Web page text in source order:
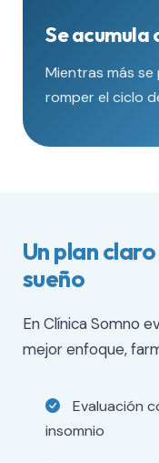
Se acumula
Mientras más se
romper el ciclo
Un plan
sueño
En Clínica Somno
mejor enfoque,
Evaluación
insomnio